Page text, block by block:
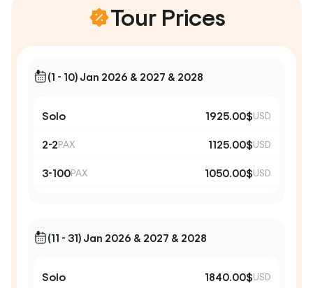
Tour Prices
(1 - 10) Jan 2026 & 2027 & 2028
Solo 1925.00$USD
2-2PAX 1125.00$USD
3-100PAX 1050.00$USD
(11 - 31) Jan 2026 & 2027 & 2028
Solo 1840.00$USD